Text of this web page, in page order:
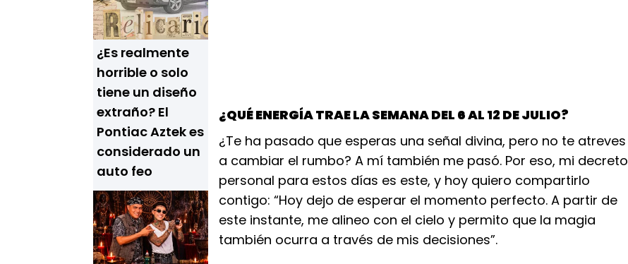
¿Es realmente
horrible o solo
tiene un diseño
extraño? El
Pontiac Aztek es
considerado un
auto feo
¿QUÉ ENERGÍA TRAE LA SEMANA DEL 6 AL 12 DE JULIO?
¿Te ha pasado que esperas una señal divina, pero no te atreves
a cambiar el rumbo? A mí también me pasó. Por eso, mi decreto
personal para estos días es este, y hoy quiero compartirlo
contigo: “Hoy dejo de esperar el momento perfecto. A partir de
este instante, me alineo con el cielo y permito que la magia
también ocurra a través de mis decisiones”.